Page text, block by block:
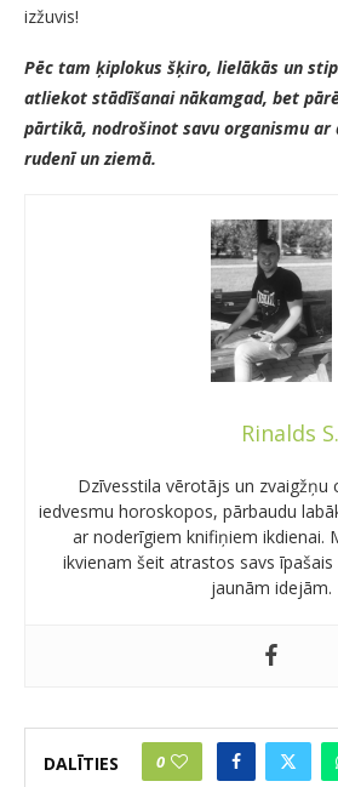
izžuvis!
Pēc tam ķiplokus šķiro, lielākās un
atliekot stādīšanai nākamgad, bet
pārtikā, nodrošinot savu organismu
rudenī un ziemā.
Rinalds S.
Dzīvesstila vērotājs un zvaigžņu
iedvesmu horoskopos, pārbaudu
ar noderīgiem knifiņiem ikdienai.
ikvienam šeit atrastos savs
jaunām idejām.
DALĪTIES 0